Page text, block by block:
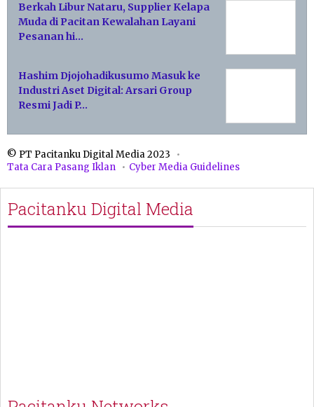
Berkah Libur Nataru, Supplier Kelapa
Muda di Pacitan Kewalahan Layani
Pesanan hi…
Hashim Djojohadikusumo Masuk ke
Industri Aset Digital: Arsari Group
Resmi Jadi P…
© PT Pacitanku Digital Media 2023
Tata Cara Pasang Iklan
Cyber Media Guidelines
Pacitanku Digital Media